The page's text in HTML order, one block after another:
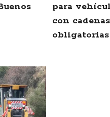
para
con cadenas
obligatorias